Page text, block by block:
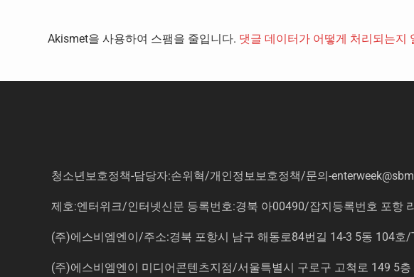
Akismet을 사용하여 스팸을 줄입니다. 댓글 데이터가 어떻게 처리되는지
청소년보호정책-담당자:손위혁/개인정보보호정책/문의 -
제호:엔터위크/인터넷신문 등록번호:경북 아00490/잡지등록번호 포
(주)에스비엠엔이/주소:경북 포항시 남구 해동로84번길 14-3 5동 104호
(주)에스비엠엔이 미디어콘텐츠지점/서울특별시 구로구 고척로 149 5층